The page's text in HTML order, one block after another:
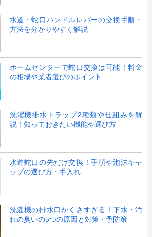
水道・蛇口ハンドルレバーの交換手順・
方法を分かりやすく解説
ホームセンターで蛇口交換は可能！料金
の相場や業者選びのポイント
洗濯機排水トラップ2種類や仕組みを解
説！知っておきたい機能や選び方
水道蛇口の先だけ交換！手順や泡沫キャ
ップの選び方・手入れ
洗濯機の排水口がくさすぎる！下水・汚
れの臭いの5つの原因と対策・予防策